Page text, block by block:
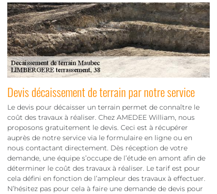
Devis décaissement de terrain par notre service
Le devis pour décaisser un terrain permet de connaître le
coût des travaux à réaliser. Chez AMEDEE William, nous
proposons gratuitement le devis. Ceci est à récupérer
auprès de notre service via le formulaire en ligne ou en
nous contactant directement. Dès réception de votre
demande, une équipe s’occupe de l’étude en amont afin de
déterminer le coût des travaux à réaliser. Le tarif est pour
cela défini en fonction de l’ampleur des travaux à effectuer.
N’hésitez pas pour cela à faire une demande de devis pour